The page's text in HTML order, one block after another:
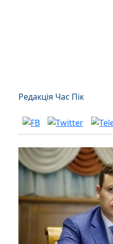
Редакція Час Пік